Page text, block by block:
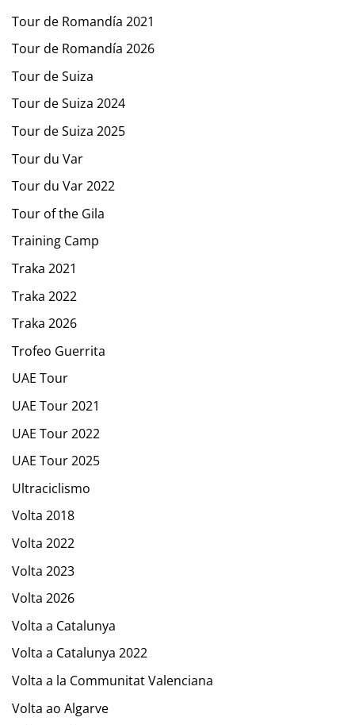
Tour de Romandía 2021
Tour de Romandía 2026
Tour de Suiza
Tour de Suiza 2024
Tour de Suiza 2025
Tour du Var
Tour du Var 2022
Tour of the Gila
Training Camp
Traka 2021
Traka 2022
Traka 2026
Trofeo Guerrita
UAE Tour
UAE Tour 2021
UAE Tour 2022
UAE Tour 2025
Ultraciclismo
Volta 2018
Volta 2022
Volta 2023
Volta 2026
Volta a Catalunya
Volta a Catalunya 2022
Volta a la Communitat Valenciana
Volta ao Algarve